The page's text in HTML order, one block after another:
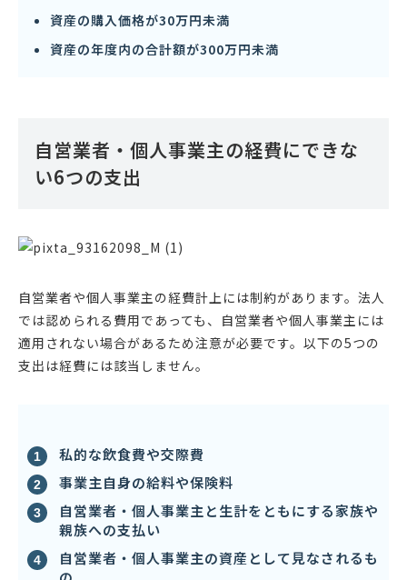
資産の購入価格が30万円未満
資産の年度内の合計額が300万円未満
自営業者・個人事業主の経費にできな
い6つの支出
自営業者や個人事業主の経費計上には制約があります。法人
では認められる費用であっても、自営業者や個人事業主には
適用されない場合があるため注意が必要です。以下の5つの
支出は経費には該当しません。
私的な飲食費や交際費
事業主自身の給料や保険料
自営業者・個人事業主と生計をともにする家族や
親族への支払い
自営業者・個人事業主の資産として見なされるも